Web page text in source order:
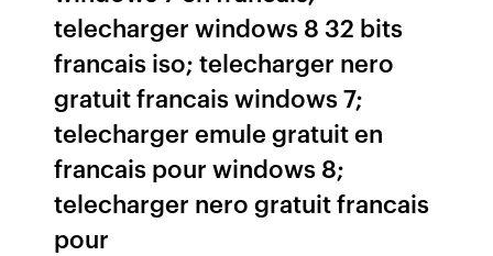
telecharger windows 8 32 bits
francais iso; telecharger nero
gratuit francais windows 7;
telecharger emule gratuit en
francais pour windows 8;
telecharger nero gratuit francais
pour